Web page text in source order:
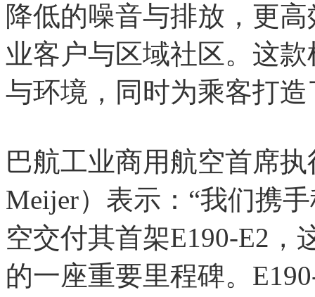
降低的噪音与排放，更
业客户与区域社区。这
与环境，同时为乘客打
巴航工业商用航空首席
Meijer）表示：“我们携
空交付其首架E190-E2，
的一座重要里程碑。